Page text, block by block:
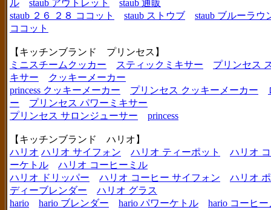
ル staub アウトレット
staub 通販
staub ２６ ２８ ココット
staub ストウブ
staub ブルーラウ
ココット
【キッチンブランド プリンセス】
ミニスチームクッカー
スティックミキサー
プリンセス
キサー
クッキーメーカー
princess クッキーメーカー
プリンセス クッキーメーカー
ー
プリンセス パワーミキサー
プリンセス サロンジューサー
princess
【キッチンブランド ハリオ】
ハリオ ハリオ サイフォン ハリオ ティーポット
ハリオ
ーケトル
ハリオ コーヒーミル
ハリオ ドリッパー
ハリオ コーヒー サイフォン
ハリオ
ディーブレンダー
ハリオ グラス
hario
hario ブレンダー hario パワーケトル
hario コーヒ